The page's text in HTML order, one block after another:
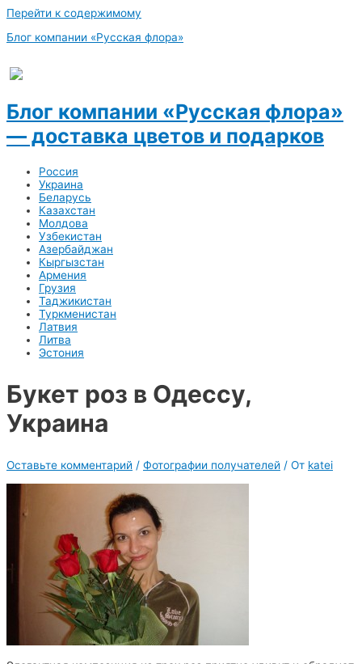
Перейти к содержимому
Блог компании «Русская флора»
Блог компании «Русская флора»
— доставка цветов и подарков
Россия
Украина
Беларусь
Казахстан
Молдова
Узбекистан
Азербайджан
Кыргызстан
Армения
Грузия
Таджикистан
Туркменистан
Латвия
Литва
Эстония
Букет роз в Одессу,
Украина
Оставьте комментарий / Фотографии получателей / От katei